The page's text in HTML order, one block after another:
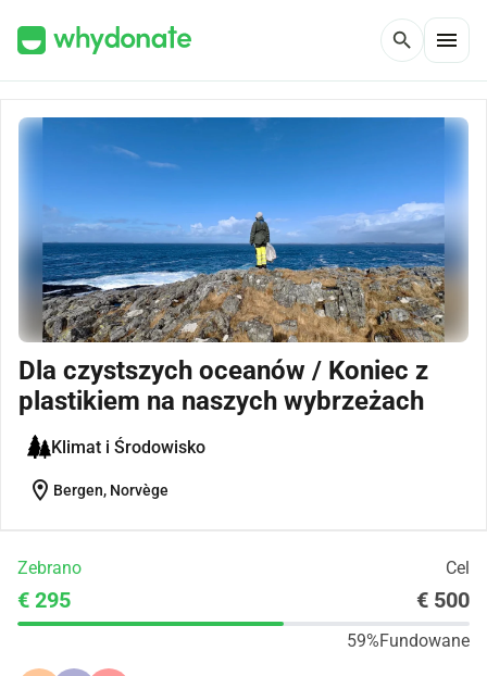
search menu
Dla czystszych oceanów / Koniec z
plastikiem na naszych wybrzeżach
Klimat i Środowisko
location_on Bergen, Norvège
Zebrano Cel
€ 295 € 500
59%Fundowane